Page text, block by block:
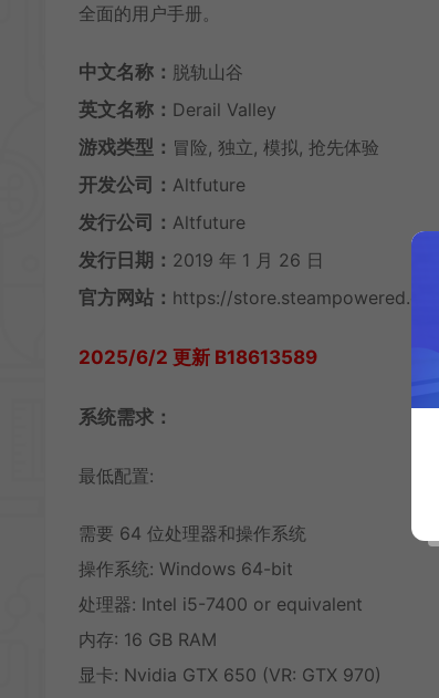
全面的用户手册。
中文名称： 脱轨山谷
英文名称： Derail Valley
游戏类型： 冒险, 独立, 模拟, 抢先体验
开发公司： Altfuture
发行公司： Altfuture
发行日期： 2019 年 1 月 26 日
官方网站： https://
2025/6/2 更新 B18613589
系统需求：
最低配置:
需要 64 位处理器和操作系统
操作系统: Windows 64-bit
处理器: Intel i5-7400 or equivalent
内存: 16 GB RAM
显卡: Nvidia GTX 650 (VR: GTX 970)